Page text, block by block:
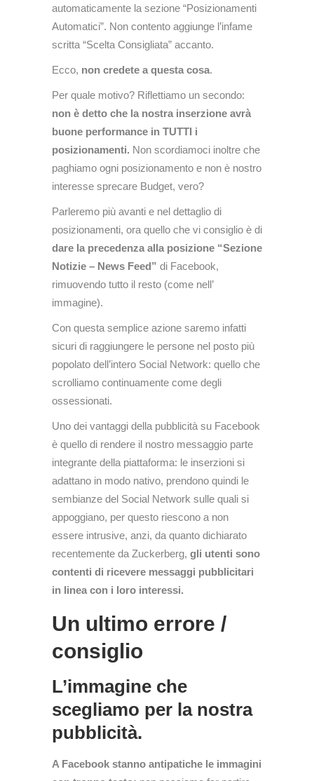
automaticamente la sezione “Posizionamenti
Automatici”. Non contento aggiunge l’infame
scritta “Scelta Consigliata” accanto.
Ecco, non credete a questa cosa.
Per quale motivo? Riflettiamo un secondo:
non è detto che la nostra inserzione avrà
buone performance in TUTTI i
posizionamenti. Non scordiamoci inoltre che
paghiamo ogni posizionamento e non è nostro
interesse sprecare Budget, vero?
Parleremo più avanti e nel dettaglio di
posizionamenti, ora quello che vi consiglio è di
dare la precedenza alla posizione “Sezione
Notizie – News Feed” di Facebook,
rimuovendo tutto il resto (come nell’
immagine).
Con questa semplice azione saremo infatti
sicuri di raggiungere le persone nel posto più
popolato dell’intero Social Network: quello che
scrolliamo continuamente come degli
ossessionati.
Uno dei vantaggi della pubblicità su Facebook
è quello di rendere il nostro messaggio parte
integrante della piattaforma: le inserzioni si
adattano in modo nativo, prendono quindi le
sembianze del Social Network sulle quali si
appoggiano, per questo riescono a non
essere intrusive, anzi, da quanto dichiarato
recentemente da Zuckerberg, gli utenti sono
contenti di ricevere messaggi pubblicitari
in linea con i loro interessi.
Un ultimo errore /
consiglio
L’immagine che
scegliamo per la nostra
pubblicità.
A Facebook stanno antipatiche le immagini